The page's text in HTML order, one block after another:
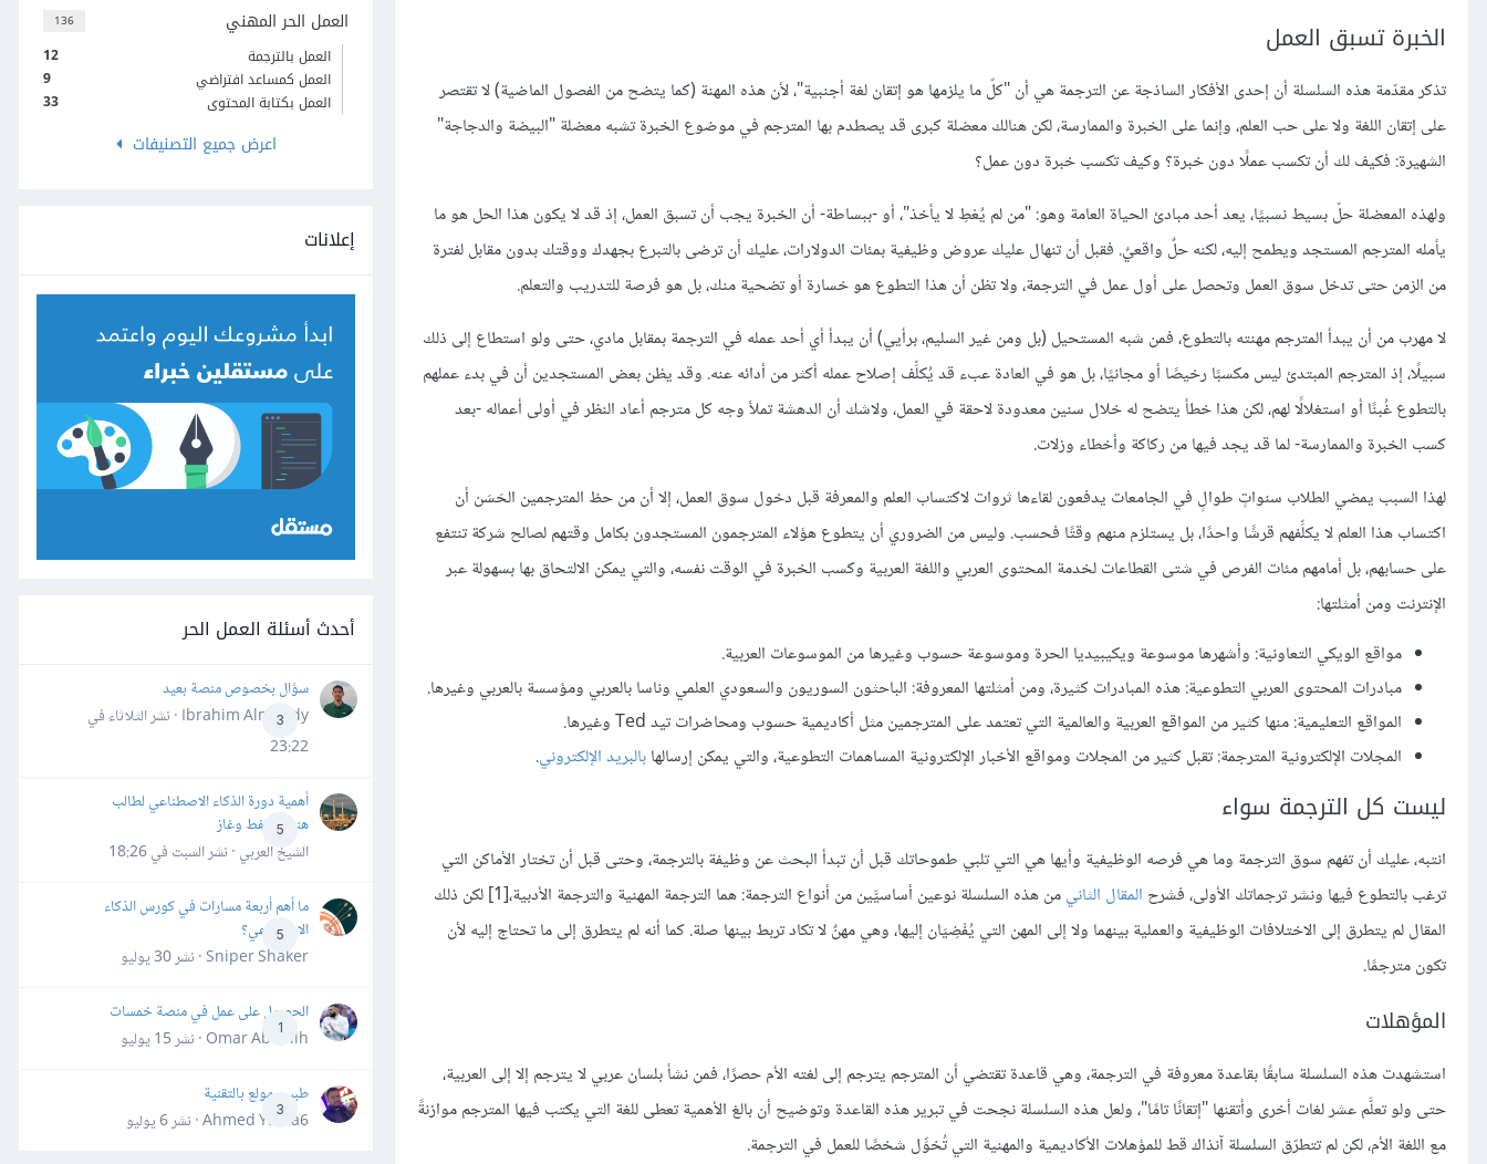
الخبرة تسبق العمل
تذكر مقدّمة هذه السلسلة أن إحدى الأفكار الساذجة عن الترجمة هي أن "كلّ ما يلزمها هو إتقان لغة أجنبية"، لأن هذه المهنة (كما يتضح من الفصول الماضية) لا تقتصر
على إتقان اللغة ولا على حب العلم، وإنما على الخبرة والممارسة، لكن هنالك معضلة كبرى قد يصطدم بها المترجم في موضوع الخبرة تشبه معضلة "البيضة والدجاجة"
الشهيرة: فكيف لك أن تكسب عملًا دون خبرة؟ وكيف تكسب خبرة دون عمل؟
ولهذه المعضلة حلّ بسيط نسبيًا، يعد أحد مبادئ الحياة العامة وهو: "من لم يُعْطِ لا يأخذ"، أو -ببساطة- أن الخبرة يجب أن تسبق العمل، إذ قد لا يكون هذا الحل هو ما
يأمله المترجم المستجد ويطمح إليه، لكنه حلٌ واقعيٌ. فقبل أن تنهال عليك عروض وظيفية بمئات الدولارات، عليك أن ترضى بالتبرع بجهدك ووقتك بدون مقابل لفترة
من الزمن حتى تدخل سوق العمل وتحصل على أول عمل في الترجمة، ولا تظن أن هذا التطوع هو خسارة أو تضحية منك، بل هو فرصة للتدريب والتعلم.
لا مهرب من أن يبدأ المترجم مهنته بالتطوع، فمن شبه المستحيل (بل ومن غير السليم، برأيي) أن يبدأ أي أحد عمله في الترجمة بمقابل مادي، حتى ولو استطاع إلى ذلك
سبيلًا، إذ المترجم المبتدئ ليس مكسبًا رخيصًا أو مجانيًا، بل هو في العادة عبء قد يُكلِّف إصلاح عمله أكثر من أدائه عنه. وقد يظن بعض المستجدين أن في بدء عملهم
بالتطوع غُبنًا أو استغلالًا لهم، لكن هذا خطأ يتضح له خلال سنين معدودة لاحقة في العمل، ولاشك أن الدهشة تملأ وجه كل مترجم أعاد النظر في أولى أعماله -بعد
كسب الخبرة والممارسة- لما قد يجد فيها من ركاكة وأخطاء وزلات.
لهذا السبب يمضي الطلاب سنواتٍ طوالٍ في الجامعات يدفعون لقاءها ثروات لاكتساب العلم والمعرفة قبل دخول سوق العمل، إلا أن من حظ المترجمين الحَسَن أن
اكتساب هذا العلم لا يكلِّفهم قرشًا واحدًا، بل يستلزم منهم وقتًا فحسب. وليس من الضروري أن يتطوع هؤلاء المترجمون المستجدون بكامل وقتهم لصالح شركة تنتفع
على حسابهم، بل أمامهم مئات الفرص في شتى القطاعات لخدمة المحتوى العربي واللغة العربية وكسب الخبرة في الوقت نفسه، والتي يمكن الالتحاق بها بسهولة عبر
الإنترنت ومن أمثلتها:
مواقع الويكي التعاونية: وأشهرها موسوعة ويكيبيديا الحرة وموسوعة حسوب وغيرها من الموسوعات العربية.
مبادرات المحتوى العربي التطوعية: هذه المبادرات كثيرة، ومن أمثلتها المعروفة: الباحثون السوريون والسعودي العلمي وناسا بالعربي ومؤسسة بالعربي وغيرها.
المواقع التعليمية: منها كثير من المواقع العربية والعالمية التي تعتمد على المترجمين مثل أكاديمية حسوب ومحاضرات تيد Ted وغيرها.
المجلات الإلكترونية المترجمة: تقبل كثير من المجلات ومواقع الأخبار الإلكترونية المساهمات التطوعية، والتي يمكن إرسالهابالبريد الإلكتروني.
ليست كل الترجمة سواء
انتبه، عليك أن تفهم سوق الترجمة وما هي فرصه الوظيفية وأيها هي التي تلبي طموحاتك قبل أن تبدأ البحث عن وظيفة بالترجمة، وحتى قبل أن تختار الأماكن التي
ترغب بالتطوع فيها ونشر ترجماتك الأولى، فشرح المقال الثاني
من هذه السلسلة نوعين أساسيَّين من أنواع الترجمة: هما الترجمة المهنية والترجمة الأدبية،[1] لكن ذلك
المقال لم يتطرق إلى الاختلافات الوظيفية والعملية بينهما ولا إلى المهن التي يُفْضِيَان إليها، وهي مهنٌ لا تكاد تربط بينها صلة. كما أنه لم يتطرق إلى ما تحتاج إليه لأن
تكون مترجمًا.
المؤهلات
استشهدت هذه السلسلة سابقًا بقاعدة معروفة في الترجمة، وهي قاعدة تقتضي أن المترجم يترجم إلى لغته الأم حصرًا، فمن نشأ بلسان عربي لا يترجم إلا إلى العربية،
حتى ولو تعلَّم عشر لغات أخرى وأتقنها "إتقانًا تامًا"، ولعل هذه السلسلة نجحت في تبرير هذه القاعدة وتوضيح أن بالغ الأهمية تعطى للغة التي يكتب فيها المترجم موازنةً
مع اللغة الأم، لكن لم تتطرّق السلسلة آنذاك قط للمؤهلات الأكاديمية والمهنية التي تُخوِّل شخصًا للعمل في الترجمة.
136 العمل الحر المهني
12
العمل بالترجمة
9
العمل كمساعد افتراضي
33
العمل بكتابة المحتوى
اعرض جميع التصنيفات
إعلانات
أحدث أسئلة العمل الحر
3
سؤال بخصوص منصة بعيد
Ibrahim Almahdy · نشر
الثلاثاء في
23:22
5
أهمية دورة الذكاء الاصطناعي لطالب
هندسة نفط وغاز
الشيخ العربي · نشرالسبت في 18:26
5
ما أهم أربعة مسارات في كورس الذكاء
الاصطناعي؟
Sniper Shaker · نشر
30 يوليو
1
الحصول على عمل في منصة خمسات
Omar Abdallh · نشر
15 يوليو
3
طبيب مولع بالتقنية
Ahmed Yahia6 · نشر
6 يوليو